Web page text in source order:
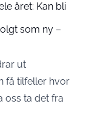
året: Kan bli
som ny –
ut
få tilfeller hvor
oss ta det fra